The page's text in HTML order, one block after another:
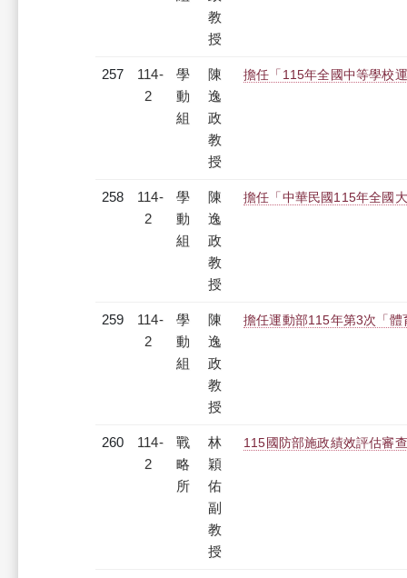
教
授
257
114-
2
學
動
組
陳
逸
政
教
授
擔任「115年全國中等學校
258
114-
2
學
動
組
陳
逸
政
教
授
擔任「中華民國115年全國
259
114-
2
學
動
組
陳
逸
政
教
授
擔任運動部115年第3次「
260
114-
2
戰
略
所
林
穎
佑
副
教
授
115國防部施政績效評估審